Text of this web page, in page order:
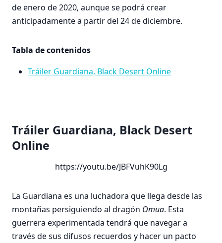
de enero de 2020, aunque se podrá crear
anticipadamente a partir del 24 de diciembre.
Tabla de contenidos
Tráiler Guardiana, Black Desert Online
Tráiler Guardiana, Black Desert
Online
https://youtu.be/JBFVuhK90Lg
La Guardiana es una luchadora que llega desde las
montañas persiguiendo al dragón Omua. Esta
guerrera experimentada tendrá que navegar a
través de sus difusos recuerdos y hacer un pacto